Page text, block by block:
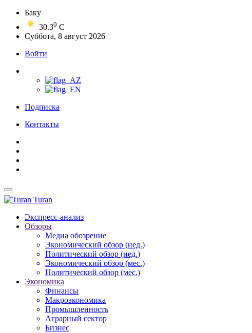
Баку
30.30 C
Суббота, 8 август 2026
Войти
Подписка
Контакты
Turan
Экспресс-анализ
Обзоры
Медиа обозрение
Экономический обзор (нед.)
Политический обзор (нед.)
Экономический обзор (мес.)
Политический обзор (мес.)
Экономика
Финансы
Макроэкономика
Промышленность
Аграрный сектор
Бизнес